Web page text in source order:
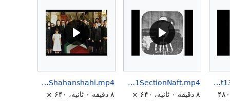
Shahanshaharyamehrgreatcongressshahvamellat13511103-1.mp4
۳۴ دقیقه ۲۲ ثانیه، ۴۸۰
ShahanshahAryamehrKongrehBozorgMelli3Bahman1351SectionNaft.mp4
۸ دقیقه ۰ ثانیه، ۶۴۰ ×
ShahanshahAryamehrLastWill6Amordad2539Shahanshahi.mp4
۸ دقیقه ۰ ثانیه، ۶۴۰ ×